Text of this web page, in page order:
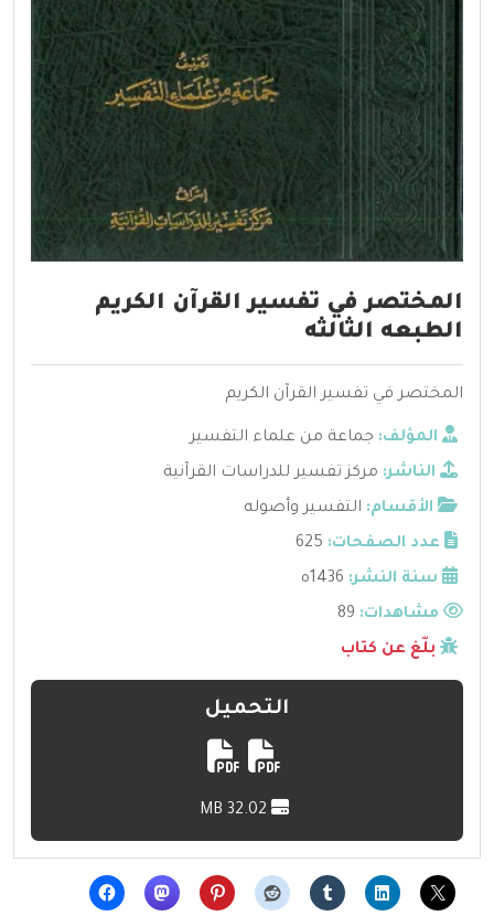
المختصر في تفسير القرآن الكريم
الطبعه الثالثه
المختصر في تفسير القرآن الكريم
المؤلف: جماعة من علماء التفسير
الناشر: مركز تفسير للدراسات القرآنية
الأقسام: التفسير وأصوله
عدد الصفحات: 625
سنة النشر: 1436ه
مشاهدات:
بلّغ عن كتاب
التحميل